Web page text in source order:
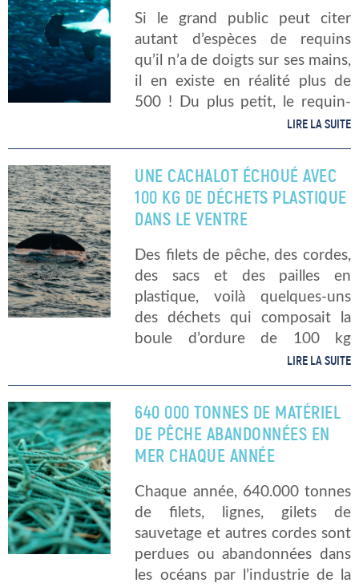
nombre de […]
Si le grand public peut citer
autant d’espèces de requins
qu’il n’a de doigts sur ses mains,
il en existe en réalité plus de
500 ! Du plus petit, le requin-
chat pygmée qui ne mesure
LIRE LA SUITE
UNE CACHALOT ÉCHOUÉ AVEC
100 KG DE DÉCHETS PLASTIQUE
DANS LE VENTRE
Des filets de pêche, des cordes,
des sacs et des pailles en
plastique, voilà quelques-uns
des déchets qui composait la
boule d’ordure de 100 kg
retrouvée dans le ventre d’un
jeudi 28 Novembre sur l’île de
[…]
LIRE LA SUITE
640 000 TONNES DE MATÉRIEL
DE PÊCHE ABANDONNÉES EN
MER CHAQUE ANNÉE
Chaque année, 640.000 tonnes
de filets, lignes, gilets de
sauvetage et autres cordes sont
perdues ou abandonnées dans
les océans par l’industrie de la